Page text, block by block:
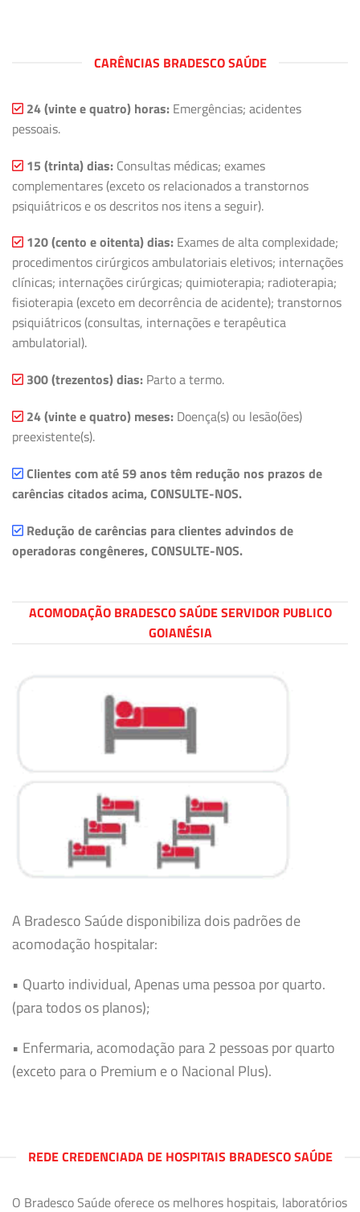
CARÊNCIAS BRADESCO SAÚDE
24 (vinte e quatro) horas: Emergências; acidentes
pessoais.
15 (trinta) dias: Consultas médicas; exames
complementares (exceto os relacionados a transtornos
psiquiátricos e os descritos nos itens a seguir).
120 (cento e oitenta) dias: Exames de alta complexidade;
procedimentos cirúrgicos ambulatoriais eletivos; internações
clínicas; internações cirúrgicas; quimioterapia; radioterapia;
fisioterapia (exceto em decorrência de acidente); transtornos
psiquiátricos (consultas, internações e terapêutica
ambulatorial).
300 (trezentos) dias: Parto a termo.
24 (vinte e quatro) meses: Doença(s) ou lesão(ões)
preexistente(s).
Clientes com até 59 anos têm redução nos prazos de
carências citados acima, CONSULTE-NOS.
Redução de carências para clientes advindos de
operadoras congêneres, CONSULTE-NOS.
ACOMODAÇÃO BRADESCO SAÚDE SERVIDOR PUBLICO
GOIANÉSIA
A Bradesco Saúde disponibiliza dois padrões de
acomodação hospitalar:
• Quarto individual, Apenas uma pessoa por quarto.
(para todos os planos);
• Enfermaria, acomodação para 2 pessoas por quarto
(exceto para o Premium e o Nacional Plus).
REDE CREDENCIADA DE HOSPITAIS BRADESCO SAÚDE
O Bradesco Saúde oferece os melhores hospitais, laboratórios